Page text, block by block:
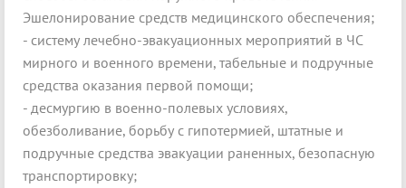
Эшелонирование средств медицинского обеспечения;
- систему лечебно-эвакуационных мероприятий в ЧС
мирного и военного времени, табельные и подручные
средства оказания первой помощи;
- десмургию в военно-полевых условиях,
обезболивание, борьбу с гипотермией, штатные и
подручные средства эвакуации раненных, безопасную
транспортировку;